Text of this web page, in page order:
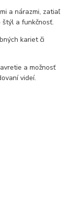
a nárazmi, zatiaľ
a funkčnosť.
kariet či
a možnosť
videí.